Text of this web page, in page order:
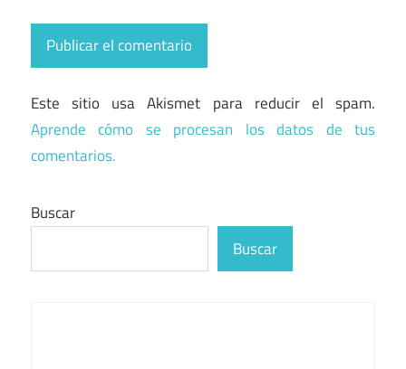
Este sitio usa Akismet para reducir el spam.
Aprende cómo se procesan los datos de tus
comentarios.
Buscar
Buscar